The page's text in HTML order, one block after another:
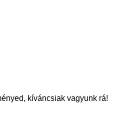
kíváncsiak vagyunk rá!